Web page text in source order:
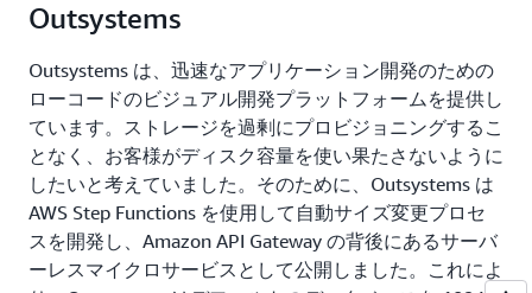
Outsystems
Outsystems は、迅速なアプリケーション開発のための
ローコードのビジュアル開発プラットフォームを提供し
ています。ストレージを過剰にプロビジョニングするこ
となく、お客様がディスク容量を使い果たさないように
したいと考えていました。そのために、Outsystems は
AWS Step Functions を使用して自動サイズ変更プロセ
スを開発し、Amazon API Gateway の背後にあるサーバ
ーレスマイクロサービスとして公開しました。これによ